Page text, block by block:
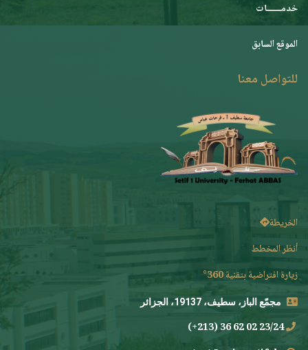
خدمـــــــات
الموقع السابق
للتواصل معنا
الخريطة
أنظر المخطط
زيارة افتراضية بتقنية 360°
مجمّع الباز، سطيف، 19137، الجزائر
23/24 02 62 36 (213+)